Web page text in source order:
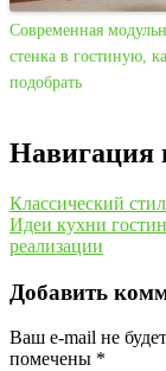
Современная
стенка в гостиную,
подобрать
Навигация
Классический
Идеи кухни
реализации
Добавить
Ваш e-mail не
помечены *